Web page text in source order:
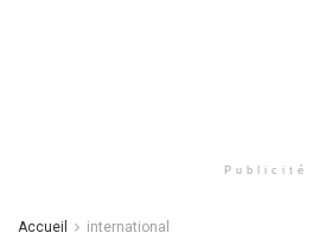
Publicité
Accueil international